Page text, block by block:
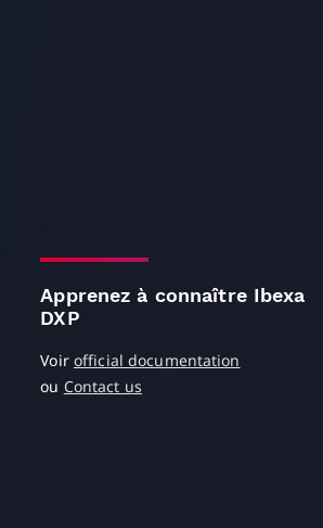
Apprenez à connaître Ibexa
DXP
Voir official documentation
ou Contact us